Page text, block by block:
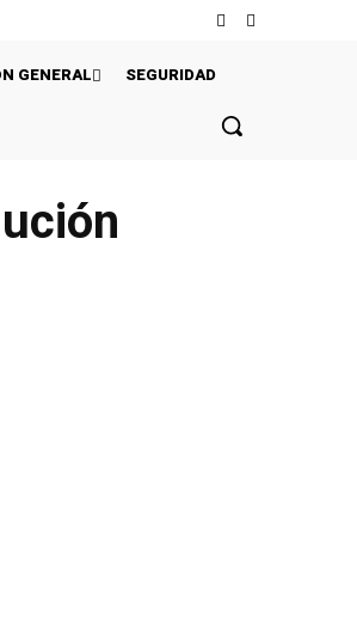
GENERAL SEGURIDAD